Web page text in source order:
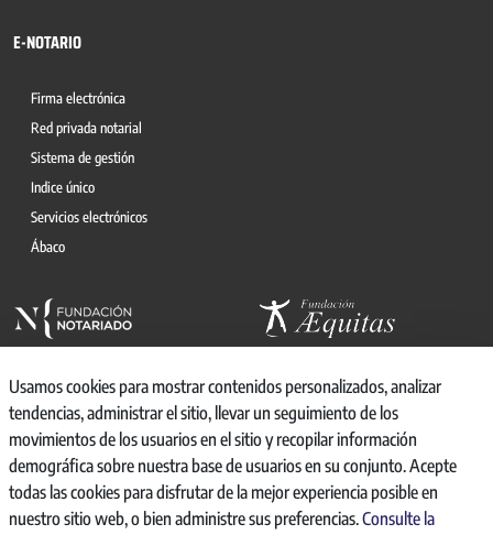
E-NOTARIO
Firma electrónica
Red privada notarial
Sistema de gestión
Indice único
Servicios electrónicos
Ábaco
© 2026, CONSEJO GENERAL DEL NOTARIO
CANAL INTERNO DE INFORMACIÓN
REGISTRO DE ACTIVIDADES DE TRATAMIENTO
Usamos cookies para mostrar contenidos personalizados, analizar
tendencias, administrar el sitio, llevar un seguimiento de los
movimientos de los usuarios en el sitio y recopilar información
demográfica sobre nuestra base de usuarios en su conjunto. Acepte
todas las cookies para disfrutar de la mejor experiencia posible en
nuestro sitio web, o bien administre sus preferencias.Consulte la